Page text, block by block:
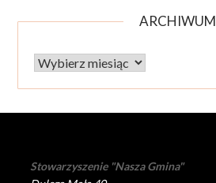
ARCHIWUM
Archiwum
Stowarzyszenie "Nasza Gmina"